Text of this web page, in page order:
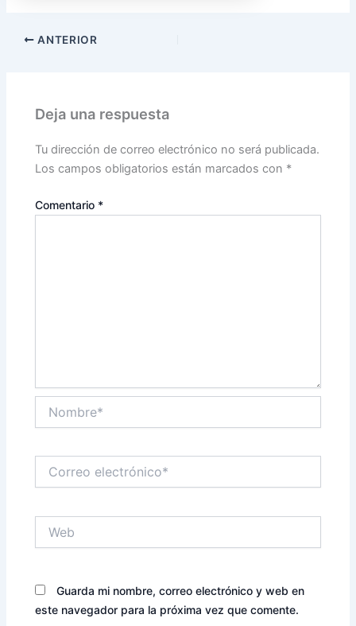
ANTERIOR
Deja una respuesta
Tu dirección de correo electrónico no será publicada.
Los campos obligatorios están marcados con *
Comentario *
electrónico*
Guarda mi nombre, correo electrónico y web en
este navegador para la próxima vez que comente.